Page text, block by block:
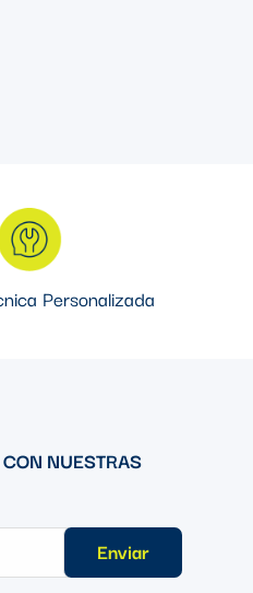
Personalizada
NUESTRAS
Enviar